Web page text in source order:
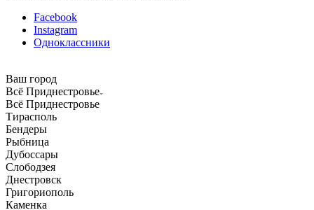
Facebook
Instagram
Одноклассники
Ваш город
Всё Приднестровье
Всё Приднестровье
Тирасполь
Бендеры
Рыбница
Дубоссары
Слободзея
Днестровск
Григориополь
Каменка